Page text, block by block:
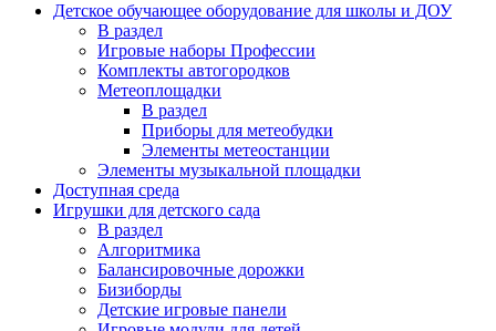
Детское обучающее оборудование для школы и ДОУ
В раздел
Игровые наборы Профессии
Комплекты автогородков
Метеоплощадки
В раздел
Приборы для метеобудки
Элементы метеостанции
Элементы музыкальной площадки
Доступная среда
Игрушки для детского сада
В раздел
Алгоритмика
Балансировочные дорожки
Бизиборды
Детские игровые панели